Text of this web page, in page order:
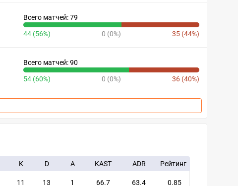
Всего матчей: 79
44 (56%) 0 (0%) 35 (44%)
Всего матчей: 90
54 (60%) 0 (0%) 36 (40%)
K D A KAST ADR Рейтинг
11 13 1 66.7 63.4 0.85